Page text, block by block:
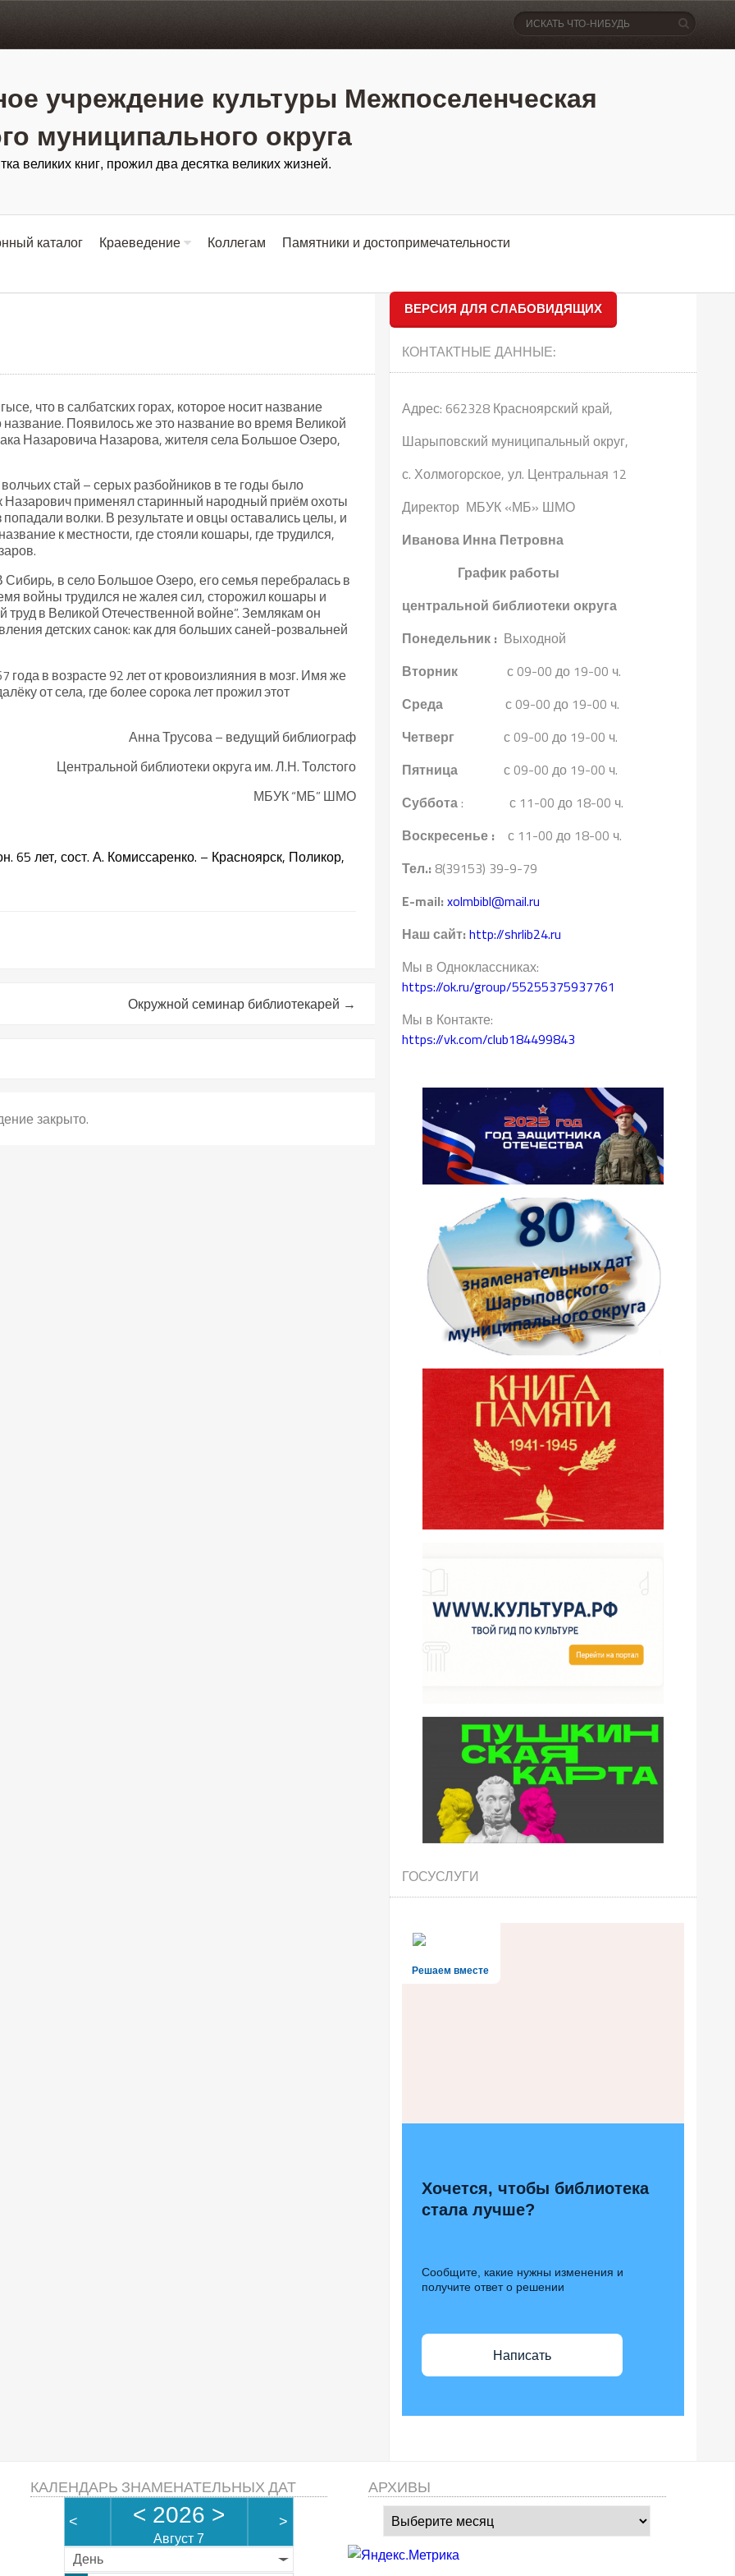
учреждение культуры Межпоселенческая
муниципального округа
великих книг, прожил два десятка великих жизней.
каталог Краеведение Коллегам
Памятники и достопримечательности
что в салбатских горах, которое носит название
Появилось же это название во время Великой
Назаровича Назарова, жителя села Большое Озеро,
стай – серых разбойников в те годы было
применял старинный народный приём охоты
волки. В результате и овцы оставались целы, и
к местности, где стояли кошары, где трудился,
в село Большое Озеро, его семья перебралась в
войны трудился не жалея сил, сторожил кошары и
в Великой Отечественной войне”. Землякам он
детских санок: как для больших саней-розвальней
в возрасте 92 лет от кровоизлияния в мозг. Имя же
от села, где более сорока лет прожил этот
Анна Трусова – ведущий библиограф
Центральной библиотеки округа им. Л.Н. Толстого
МБУК “МБ” ШМО
лет, сост. А. Комиссаренко. – Красноярск, Поликор,
Окружной семинар библиотекарей →
закрыто.
ВЕРСИЯ ДЛЯ СЛАБОВИДЯЩИХ
КОНТАКТНЫЕ ДАННЫЕ:
Адрес: 662328 Красноярский край,
Шарыповский муниципальный округ,
с. Холмогорское, ул. Центральная 12
Директор МБУК «МБ» ШМО
Иванова Инна Петровна
График работы
центральной библиотеки округа
Понедельник : Выходной
Вторник с 09-00 до 19-00 ч.
Среда
с 09-00 до 19-00 ч.
Четверг
с 09-00 до 19-00 ч.
Пятница с 09-00 до 19-00 ч.
Суббота: с 11-00 до 18-00 ч.
Воскресенье : с 11-00 до 18-00 ч.
Тел.: 8(39153) 39-9-79
E-mail: xolmbibl@mail.ru
Наш сайт: http://shrlib24.ru
Мы в Одноклассниках:
https://ok.ru/group/55255375937761
Мы в Контакте:
https://vk.com/club184499843
ГОСУСЛУГИ
Решаем вместе
Хочется, чтобы библиотека
стала лучше?
Сообщите, какие нужны изменения и
получите ответ о решении
Написать
КАЛЕНДАРЬ ЗНАМЕНАТЕЛЬНЫХ ДАТ
< < 2026 >
Август 7
>
День
АРХИВЫ
Архивы